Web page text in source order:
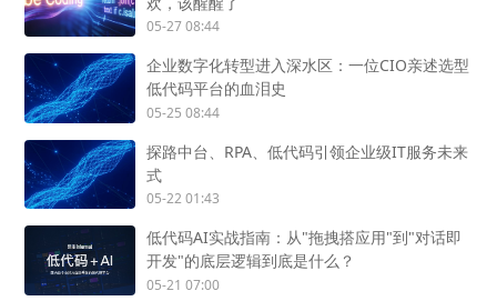
05-27 08:44
企业数字化转型进入深水区：一位CIO亲述选型
低代码平台的血泪史
05-25 08:44
探路中台、RPA、低代码引领企业级IT服务未来
式
05-22 01:43
低代码AI实战指南：从"拖拽搭应用"到"对话即
开发"的底层逻辑到底是什么？
05-21 07:00